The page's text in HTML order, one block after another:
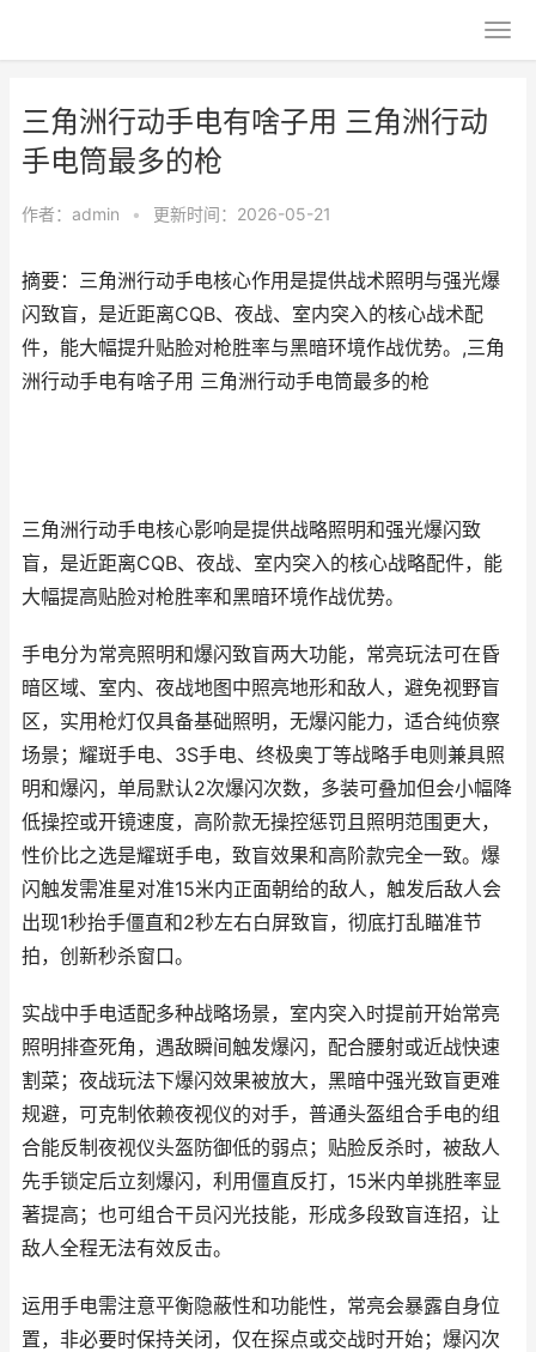
三角洲行动手电有啥子用 三角洲行动
手电筒最多的枪
作者： admin • 更新时间：2026-05-21
摘要：三角洲行动手电核心作用是提供战术照明与强光爆
闪致盲，是近距离CQB、夜战、室内突入的核心战术配
件，能大幅提升贴脸对枪胜率与黑暗环境作战优势。,三角
洲行动手电有啥子用 三角洲行动手电筒最多的枪
三角洲行动手电核心影响是提供战略照明和强光爆闪致
盲，是近距离CQB、夜战、室内突入的核心战略配件，能
大幅提高贴脸对枪胜率和黑暗环境作战优势。
手电分为常亮照明和爆闪致盲两大功能，常亮玩法可在昏
暗区域、室内、夜战地图中照亮地形和敌人，避免视野盲
区，实用枪灯仅具备基础照明，无爆闪能力，适合纯侦察
场景；耀斑手电、3S手电、终极奥丁等战略手电则兼具照
明和爆闪，单局默认2次爆闪次数，多装可叠加但会小幅降
低操控或开镜速度，高阶款无操控惩罚且照明范围更大，
性价比之选是耀斑手电，致盲效果和高阶款完全一致。爆
闪触发需准星对准15米内正面朝给的敌人，触发后敌人会
出现1秒抬手僵直和2秒左右白屏致盲，彻底打乱瞄准节
拍，创新秒杀窗口。
实战中手电适配多种战略场景，室内突入时提前开始常亮
照明排查死角，遇敌瞬间触发爆闪，配合腰射或近战快速
割菜；夜战玩法下爆闪效果被放大，黑暗中强光致盲更难
规避，可克制依赖夜视仪的对手，普通头盔组合手电的组
合能反制夜视仪头盔防御低的弱点；贴脸反杀时，被敌人
先手锁定后立刻爆闪，利用僵直反打，15米内单挑胜率显
著提高；也可组合干员闪光技能，形成多段致盲连招，让
敌人全程无法有效反击。
运用手电需注意平衡隐蔽性和功能性，常亮会暴露自身位
置，非必要时保持关闭，仅在探点或交战时开始；爆闪次